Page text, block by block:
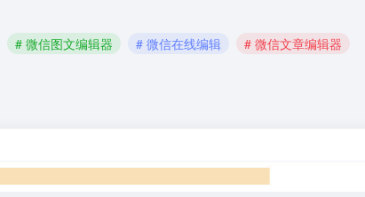
# 微信图文编辑器 # 微信在线编辑 # 微信文章编辑器